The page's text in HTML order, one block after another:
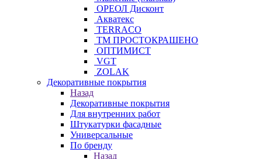
ОРЕОЛ Дисконт
Акватекс
TERRACO
ТМ ПРОСТОКРАШЕНО
ОПТИМИСТ
VGT
ZOLAK
Декоративные покрытия
Назад
Декоративные покрытия
Для внутренних работ
Штукатурки фасадные
Универсальные
По бренду
Назад